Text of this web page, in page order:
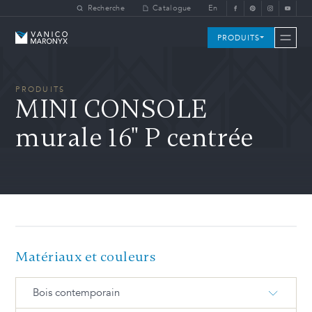
Skip to main contentRecherche Catalogue En
Vanico-Maronyx PRODUITS
PRODUITS
MINI CONSOLE
murale 16" P centrée
Matériaux et couleurs
Bois contemporain